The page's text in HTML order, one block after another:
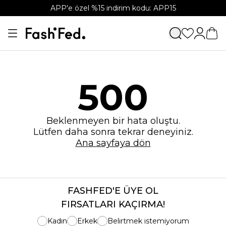
APP'e özel %15 indirim kodu: APP15
500
Beklenmeyen bir hata oluştu.
Lütfen daha sonra tekrar deneyiniz.
Ana sayfaya dön
FASHFED'E ÜYE OL
FIRSATLARI KAÇIRMA!
Kadın Erkek
Belirtmek istemiyorum